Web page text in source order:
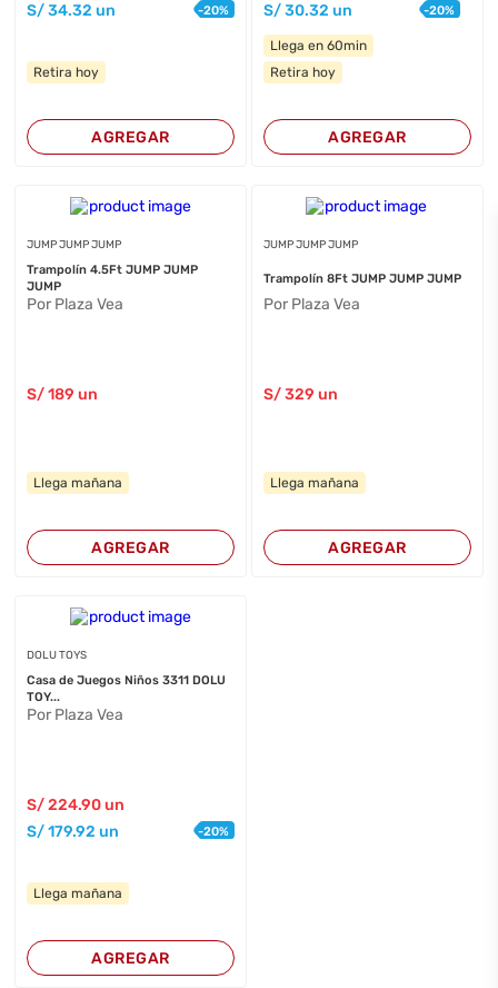
S/34.32 un -20%
Retira hoy
AGREGAR
S/30.32 un -20%
Llega en 60min
Retira hoy
AGREGAR
JUMP JUMP JUMP
Trampolín 4.5Ft JUMP JUMP
JUMP
Por Plaza Vea
S/189 un
Llega mañana
AGREGAR
JUMP JUMP JUMP
Trampolín 8Ft JUMP JUMP JUMP
Por Plaza Vea
S/329 un
Llega mañana
AGREGAR
DOLU TOYS
Casa de Juegos Niños 3311 DOLU
TOY...
Por Plaza Vea
S/224.90 un
S/179.92 un -20%
Llega mañana
AGREGAR